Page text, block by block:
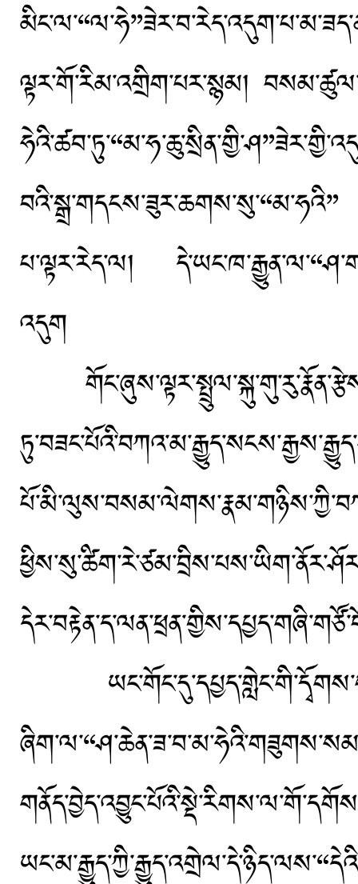
ལྟར་གོ་རིམ་འགྲིག་པར་སྙམ།
པ་ལྟར་རེད་ལ།
འདུག